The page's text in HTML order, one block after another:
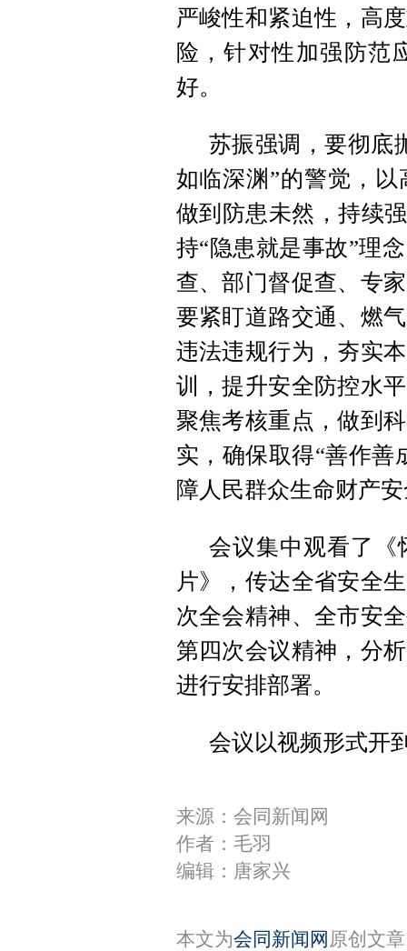
严峻性和紧迫性，高
险，针对性加强防范
好。
苏振强调，要彻底
如临深渊”的警觉，
做到防患未然，持续
持“隐患就是事故”理
查、部门督促查、专
要紧盯道路交通、燃
违法违规行为，夯实
训，提升安全防控水
聚焦考核重点，做到
实，确保取得“善作善
障人民群众生命财产
会议集中观看了《
片》，传达全省安全
次全会精神、全市安
第四次会议精神，分
进行安排部署。
会议以视频形式开
来源：会同新闻网
作者：毛羽
编辑：唐家兴
本文为会同新闻网 原创文